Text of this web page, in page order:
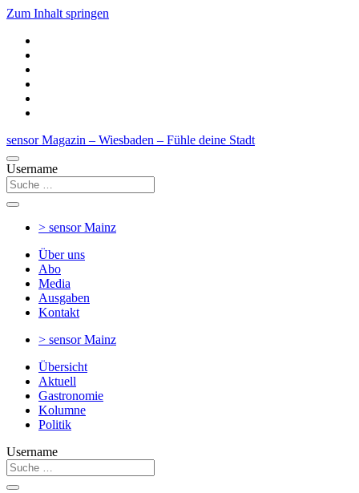
Zum Inhalt springen
sensor Magazin – Wiesbaden – Fühle deine Stadt
Username
> sensorMainz
Über uns
Abo
Media
Ausgaben
Kontakt
> sensorMainz
Übersicht
Aktuell
Gastronomie
Kolumne
Politik
Username